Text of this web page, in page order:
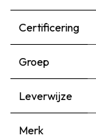
Certificering
Groep
Leverwijze
Merk